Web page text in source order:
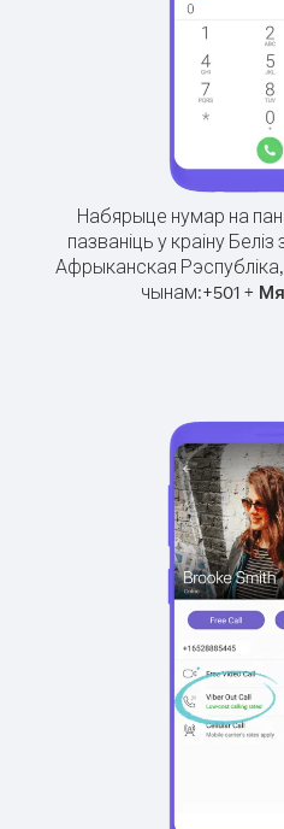
Набярыце нумар на
пазваніць у краіну
Афрыканская
чынам:+501+